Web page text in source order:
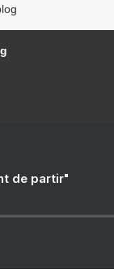
de partir"